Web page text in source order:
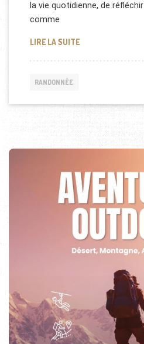
la vie quotidienne, de
comme
LIRE LA SUITEEMISSION
RANDONNÉE